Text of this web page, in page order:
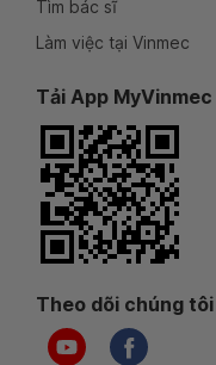
Tìm bác sĩ
Làm việc tại Vinmec
Tải App MyVinmec
Theo dõi chúng tôi